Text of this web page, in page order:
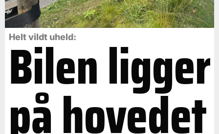
Helt vildt uheld:
Bilen ligger
på hovedet